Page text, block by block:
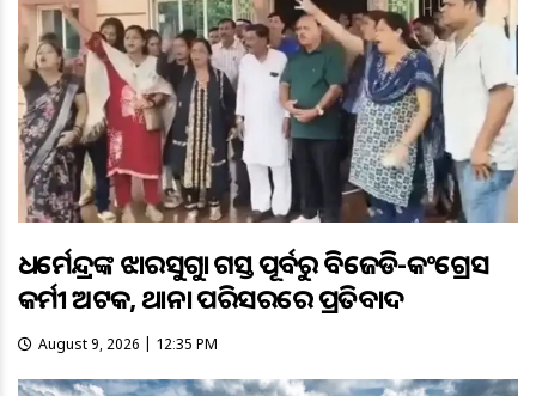
ଧର୍ମେନ୍ଦ୍ରଙ୍କ ଝାରସୁଗୁଡ଼ା ଗସ୍ତ ପୂର୍ବରୁ ବିଜେଡି-କଂଗ୍ରେସ
କର୍ମୀ ଅଟକ, ଥାନା ପରିସରରେ ପ୍ରତିବାଦ
August 9, 2026 | 12:35 PM